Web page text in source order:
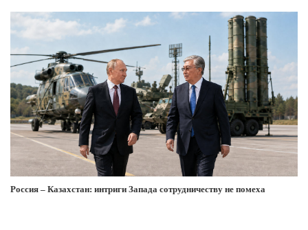
Россия – Казахстан: интриги Запада сотрудничеству не помеха